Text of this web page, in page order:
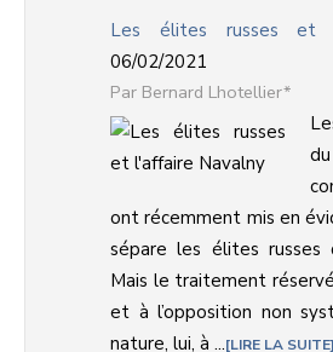
Les élites russes et
06/02/2021
Bernard Lhotellier*
ont récemment mis en
sépare les élites russes
Mais le traitement
et à l’opposition non
nature, lui, à ... LIRE LA SUITE